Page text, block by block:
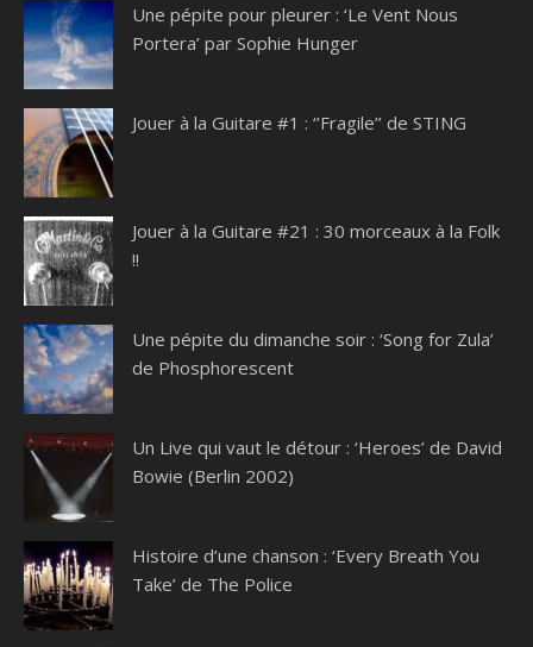
Une pépite pour pleurer : ‘Le Vent Nous
Portera’ par Sophie Hunger
Jouer à la Guitare #1 : ‘’Fragile’’ de STING
Jouer à la Guitare #21 : 30 morceaux à la Folk
!!
Une pépite du dimanche soir : ‘Song for Zula’
de Phosphorescent
Un Live qui vaut le détour : ‘Heroes’ de David
Bowie (Berlin 2002)
Histoire d’une chanson : ‘Every Breath You
Take’ de The Police